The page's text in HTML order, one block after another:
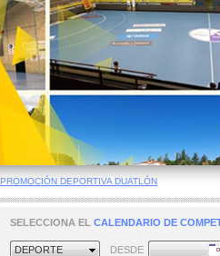
DEPORTIVA DUATLÓN
SELECCIONA EL CALENDARIO DE
DEPORTE DESDE